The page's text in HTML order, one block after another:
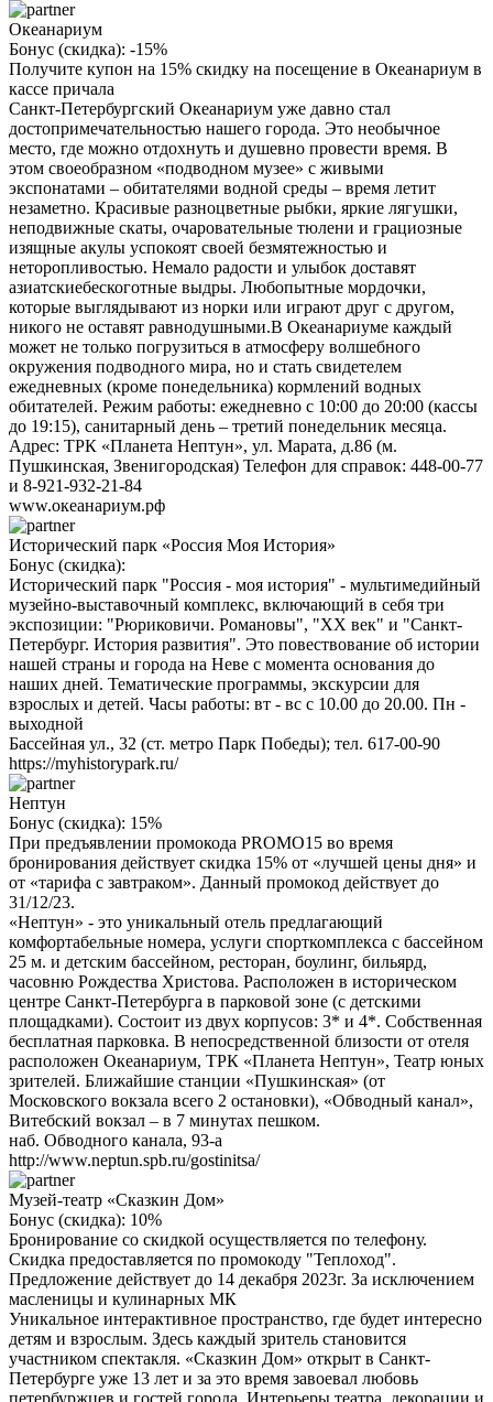
Океанариум
Бонус (скидка): -15%
Получите купон на 15% скидку на посещение в Океанариум в
кассе причала
Санкт-Петербургский Океанариум уже давно стал
достопримечательностью нашего города. Это необычное
место, где можно отдохнуть и душевно провести время. В
этом своеобразном «подводном музее» с живыми
экспонатами – обитателями водной среды – время летит
незаметно. Красивые разноцветные рыбки, яркие лягушки,
неподвижные скаты, очаровательные тюлени и грациозные
изящные акулы успокоят своей безмятежностью и
неторопливостью. Немало радости и улыбок доставят
азиатскиебескоготные выдры. Любопытные мордочки,
которые выглядывают из норки или играют друг с другом,
никого не оставят равнодушными.В Океанариуме каждый
может не только погрузиться в атмосферу волшебного
окружения подводного мира, но и стать свидетелем
ежедневных (кроме понедельника) кормлений водных
обитателей. Режим работы: ежедневно с 10:00 до 20:00 (кассы
до 19:15), санитарный день – третий понедельник месяца.
Адрес: ТРК «Планета Нептун», ул. Марата, д.86 (м.
Пушкинская, Звенигородская) Телефон для справок: 448-00-77
и 8-921-932-21-84
www.океанариум.рф
Исторический парк «Россия Моя История»
Бонус (скидка):
Исторический парк "Россия - моя история" - мультимедийный
музейно-выставочный комплекс, включающий в себя три
экспозиции: "Рюриковичи. Романовы", "ХХ век" и "Санкт-
Петербург. История развития". Это повествование об истории
нашей страны и города на Неве с момента основания до
наших дней. Тематические программы, экскурсии для
взрослых и детей. Часы работы: вт - вс с 10.00 до 20.00. Пн -
выходной
Бассейная ул., 32 (ст. метро Парк Победы); тел. 617-00-90
https://myhistorypark.ru/
Нептун
Бонус (скидка): 15%
При предъявлении промокода PROMO15 во время
бронирования действует скидка 15% от «лучшей цены дня» и
от «тарифа с завтраком». Данный промокод действует до
31/12/23.
«Нептун» - это уникальный отель предлагающий
комфортабельные номера, услуги спорткомплекса с бассейном
25 м. и детским бассейном, ресторан, боулинг, бильярд,
часовню Рождества Христова. Расположен в историческом
центре Санкт-Петербурга в парковой зоне (с детскими
площадками). Состоит из двух корпусов: 3* и 4*. Собственная
бесплатная парковка. В непосредственной близости от отеля
расположен Океанариум, ТРК «Планета Нептун», Театр юных
зрителей. Ближайшие станции «Пушкинская» (от
Московского вокзала всего 2 остановки), «Обводный канал»,
Витебский вокзал – в 7 минутах пешком.
наб. Обводного канала, 93-а
http://www.neptun.spb.ru/gostinitsa/
Музей-театр «Сказкин Дом»
Бонус (скидка): 10%
Бронирование со скидкой осуществляется по телефону.
Скидка предоставляется по промокоду "Теплоход".
Предложение действует до 14 декабря 2023г. За исключением
масленицы и кулинарных МК
Уникальное интерактивное пространство, где будет интересно
детям и взрослым. Здесь каждый зритель становится
участником спектакля. «Сказкин Дом» открыт в Санкт-
Петербурге уже 13 лет и за это время завоевал любовь
петербуржцев и гостей города. Интерьеры театра, декорации и